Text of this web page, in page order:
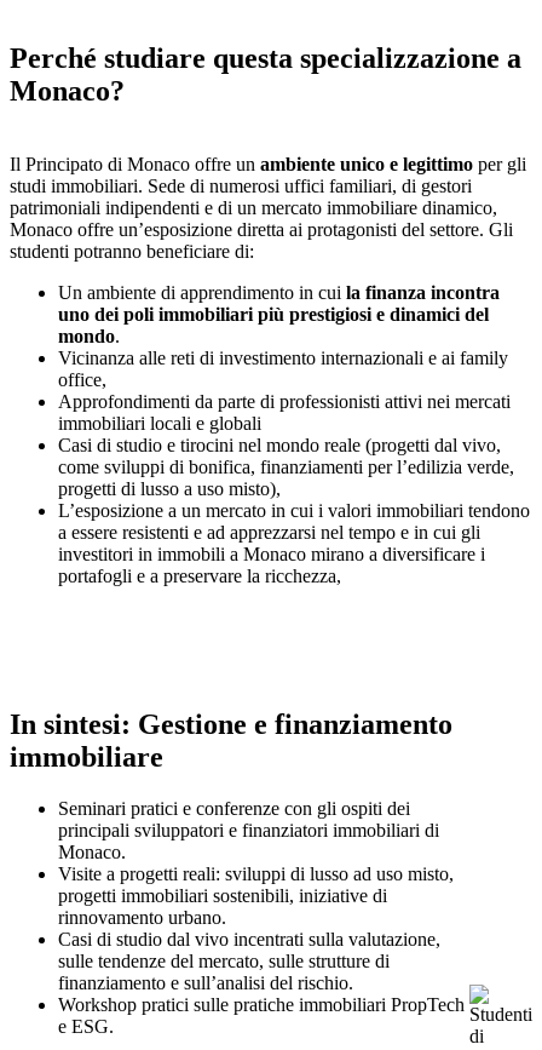
Perché studiare questa specializzazione a
Monaco?
Il Principato di Monaco offre un ambiente unico e legittimo per gli
studi immobiliari. Sede di numerosi uffici familiari, di gestori
patrimoniali indipendenti e di un mercato immobiliare dinamico,
Monaco offre un’esposizione diretta ai protagonisti del settore. Gli
studenti potranno beneficiare di:
Un ambiente di apprendimento in cui la finanza incontra
uno dei poli immobiliari più prestigiosi e dinamici del
mondo.
Vicinanza alle reti di investimento internazionali e ai family
office,
Approfondimenti da parte di professionisti attivi nei mercati
immobiliari locali e globali
Casi di studio e tirocini nel mondo reale (progetti dal vivo,
come sviluppi di bonifica, finanziamenti per l’edilizia verde,
progetti di lusso a uso misto),
L’esposizione a un mercato in cui i valori immobiliari tendono
a essere resistenti e ad apprezzarsi nel tempo e in cui gli
investitori in immobili a Monaco mirano a diversificare i
portafogli e a preservare la ricchezza,
In sintesi: Gestione e finanziamento
immobiliare
Seminari pratici e conferenze con gli ospiti dei
principali sviluppatori e finanziatori immobiliari di
Monaco.
Visite a progetti reali: sviluppi di lusso ad uso misto,
progetti immobiliari sostenibili, iniziative di
rinnovamento urbano.
Casi di studio dal vivo incentrati sulla valutazione,
sulle tendenze del mercato, sulle strutture di
finanziamento e sull’analisi del rischio.
Workshop pratici sulle pratiche immobiliari PropTech
e ESG.